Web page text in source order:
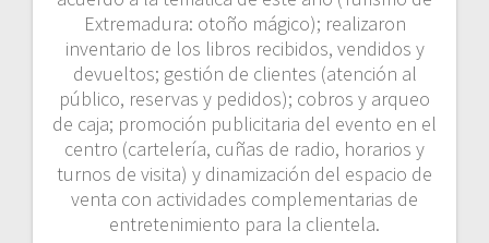
Extremadura: otoño mágico); realizaron
inventario de los libros recibidos, vendidos y
devueltos; gestión de clientes (atención al
público, reservas y pedidos); cobros y arqueo
de caja; promoción publicitaria del evento en el
centro (cartelería, cuñas de radio, horarios y
turnos de visita) y dinamización del espacio de
venta con actividades complementarias de
entretenimiento para la clientela.